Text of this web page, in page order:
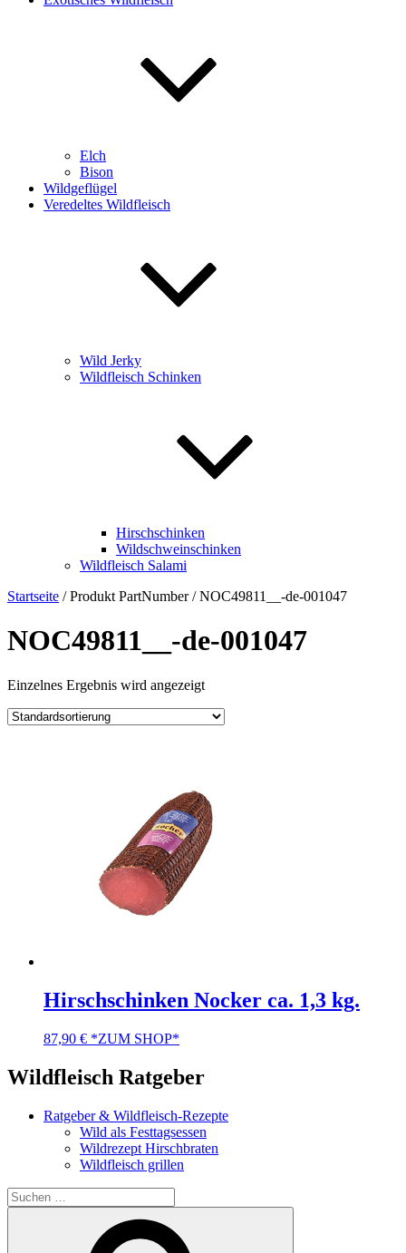
Elch
Bison
Wildgeflügel
Veredeltes Wildfleisch
Wild Jerky
Wildfleisch Schinken
Hirschschinken
Wildschweinschinken
Wildfleisch Salami
Startseite / Produkt PartNumber / NOC49811__-de-001047
NOC49811__-de-001047
Einzelnes Ergebnis wird angezeigt
Hirschschinken Nocker ca. 1,3 kg.
87,90 € *ZUM SHOP*
Wildfleisch Ratgeber
Ratgeber & Wildfleisch-Rezepte
Wild als Festtagsessen
Wildrezept Hirschbraten
Wildfleisch grillen
Suche
nach: